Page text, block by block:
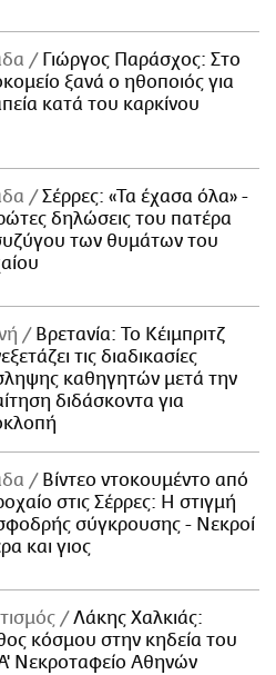
Γιώργος Παράσχος: Στο
ξανά ο ηθοποιός για
κατά του καρκίνου
Σέρρες: «Τα έχασα όλα» -
δηλώσεις του πατέρα
των θυμάτων του
Βρετανία: Το Κέιμπριτζ
τις διαδικασίες
καθηγητών μετά την
διδάσκοντα για
Βίντεο ντοκουμέντο από
στις Σέρρες: Η στιγμή
σύγκρουσης - Νεκροί
και γιος
Λάκης Χαλκιάς:
κόσμου στην κηδεία του
Νεκροταφείο Αθηνών